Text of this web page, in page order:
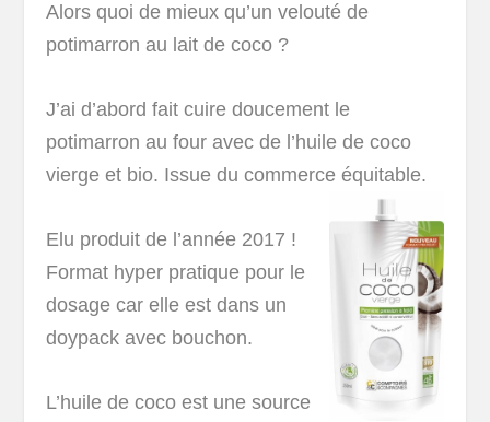
Alors quoi de mieux qu’un velouté de
potimarron au lait de coco ?
J’ai d’abord fait cuire doucement le
potimarron au four avec de l’huile de coco
vierge et bio. Issue du commerce équitable.
Elu produit de l’année 2017 !
Format hyper pratique pour le
dosage car elle est dans un
doypack avec bouchon.
L’huile de coco est une source